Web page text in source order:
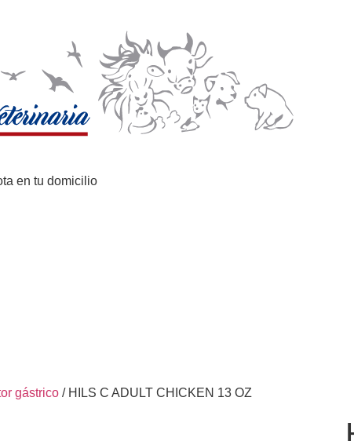
en tu domicilio
gástrico / HILS C ADULT CHICKEN 13 OZ